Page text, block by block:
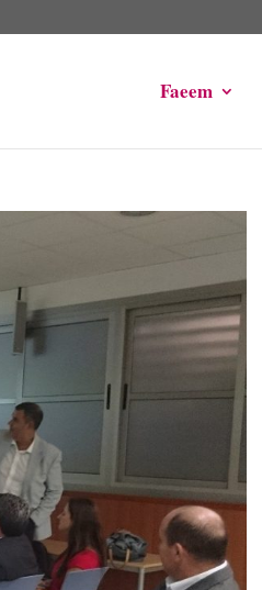
Faeem